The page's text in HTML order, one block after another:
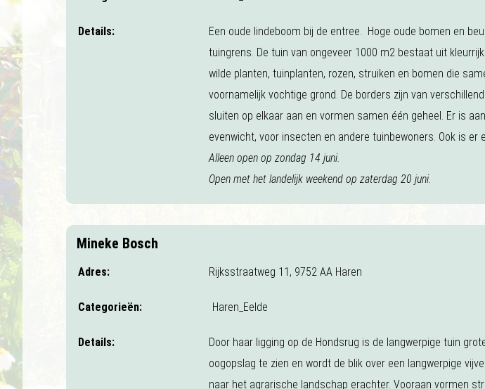
Details:
Een oude lindeboom bij de entree. Hoge oude bomen en
tuingrens. De tuin van ongeveer 1000 m2 bestaat uit
wilde planten, tuinplanten, rozen, struiken en bomen die
voornamelijk vochtige grond. De borders zijn van
sluiten op elkaar aan en vormen samen één geheel. Er is
evenwicht, voor insecten en andere tuinbewoners. Ook is er
Alleen open op zondag 14 juni.
Open met het landelijk weekend op zaterdag 20 juni.
Mineke Bosch
Adres: Rijksstraatweg 11, 9752 AA Haren
Categorieën: Haren_Eelde
Details:
Door haar ligging op de Hondsrug is de langwerpige tuin
oogopslag te zien en wordt de blik over een langwerpige
naar het agrarische landschap erachter. Vooraan vormen